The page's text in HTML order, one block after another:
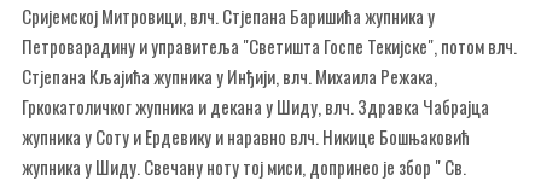
Сријемској Митровици, влч. Стјепана Баришића жупника у
Петроварадину и управитеља "Светишта Госпе Текијске", потом влч.
Стјепана Кљајића жупника у Инђији, влч. Михаила Режака,
Гркокатоличког жупника и декана у Шиду, влч. Здравка Чабрајца
жупника у Соту и Ердевику и наравно влч. Никице Бошњаковић
жупника у Шиду. Свечану ноту тој миси, допринео је збор " Св.